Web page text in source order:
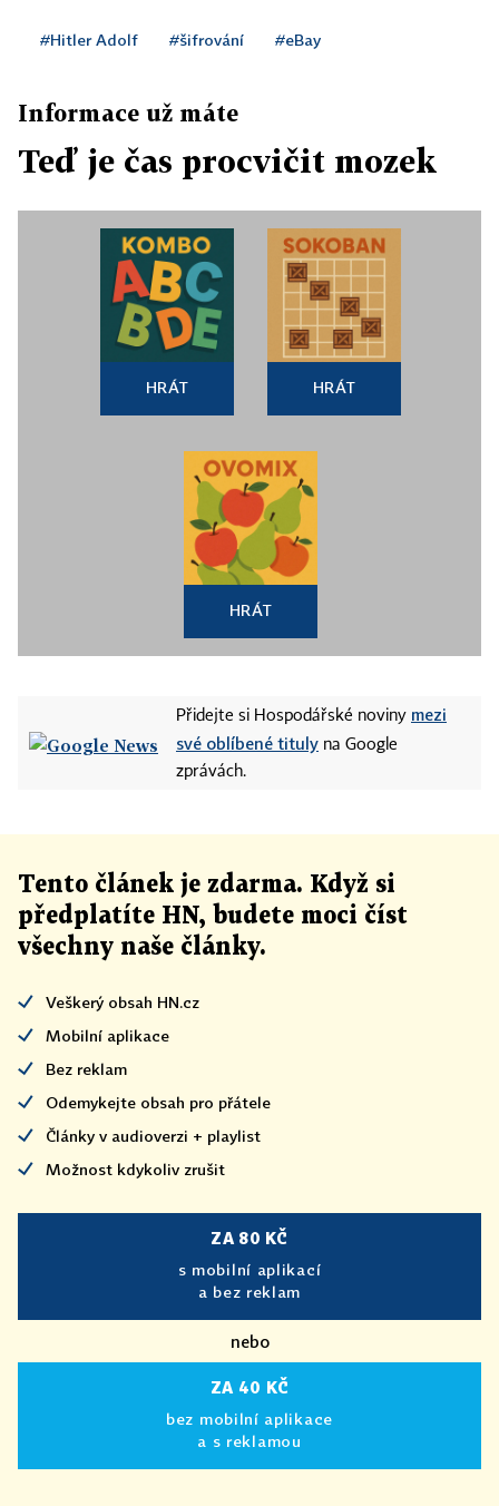
#Hitler Adolf #šifrování #eBay
Informace už máte
Teď je čas procvičit mozek
HRÁT HRÁT
HRÁT
Přidejte si Hospodářské noviny mezi
své oblíbené tituly na Google
zprávách.
Tento článek je zdarma. Když si
předplatíte HN, budete moci číst
všechny naše články.
Veškerý obsah HN.cz
Mobilní aplikace
Bez reklam
Odemykejte obsah pro přátele
Články v audioverzi + playlist
Možnost kdykoliv zrušit
ZA 80 KČ
s mobilní aplikací
a bez reklam
nebo
ZA 40 KČ
bez mobilní aplikace
a s reklamou